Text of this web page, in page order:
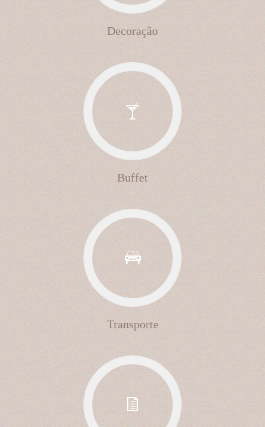
Decoração
Buffet
Transporte